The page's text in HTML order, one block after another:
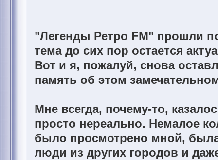
"Легенды Ретро FM" прошли
тема до сих пор остается
Вот и я, пожалуй, снова
память об этом
Мне всегда, почему-то,
просто нереально. Немалое
было просмотрено мной,
люди из других городов и